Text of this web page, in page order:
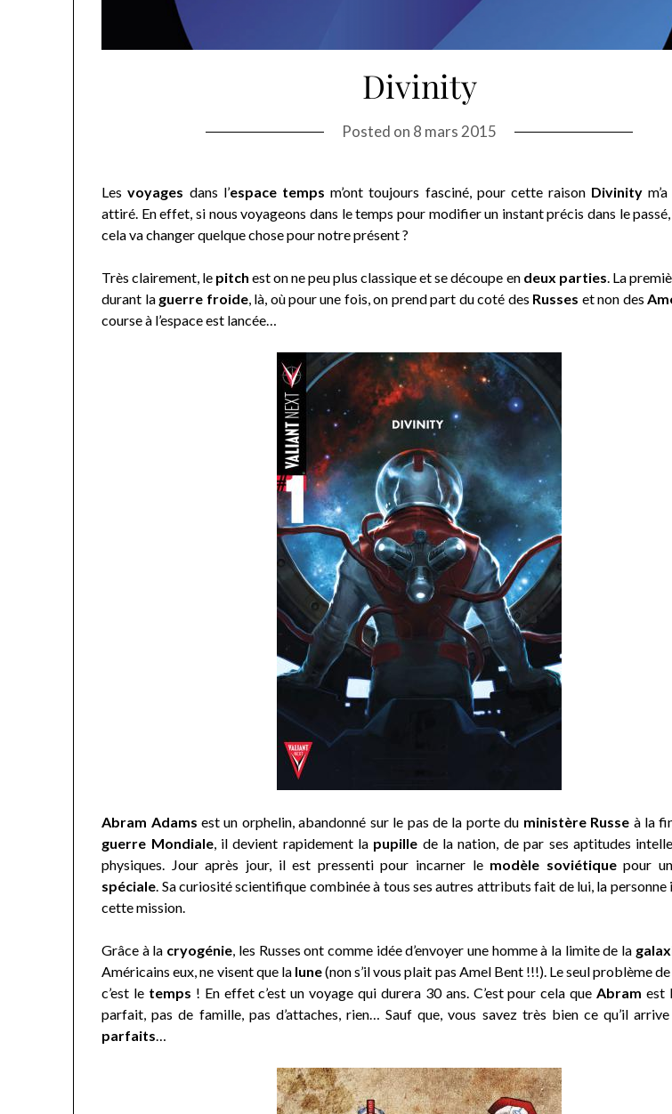
Divinity
Posted on 8 mars 2015
Lesvoyages dans l’espace temps m’ont toujours fasciné, pour cette raison Divinity
attiré. En effet, si nous voyageons dans le temps pour modifier un instant précis dans le
cela va changer quelque chose pour notre présent ?
Très clairement, le pitch est on ne peu plus classique et se découpe en deux parties. La
durant la guerre froide, là, où pour une fois, on prend part du coté des Russes et non des
course à l’espace est lancée…
Abram Adams est un orphelin, abandonné sur le pas de la porte du ministère Russe à la
guerre Mondiale, il devient rapidement la pupille de la nation, de par ses aptitudes
physiques. Jour après jour, il est pressenti pour incarner le modèle soviétiquepour
spéciale. Sa curiosité scientifique combinée à tous ses autres attributs fait de lui, la personne
cette mission.
Grâce à la cryogénie, les Russes ont comme idée d’envoyer une homme à la limite de la
Américains eux, ne visent que lalune(non s’il vous plait pas Amel Bent !!!). Le seul problème
c’est le temps ! En effet c’est un voyage qui durera 30 ans. C’est pour cela queAbram est
parfait, pas de famille, pas d’attaches, rien… Sauf que, vous savez très bien ce qu’il
parfaits…